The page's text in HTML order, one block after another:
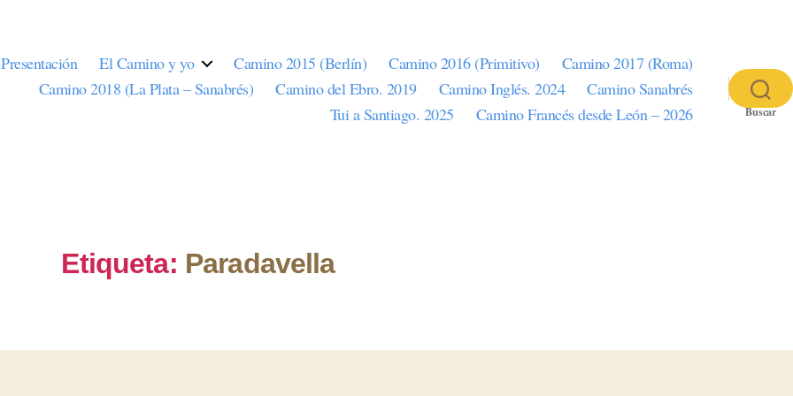
Presentación El Camino y yo Camino 2015 (Berlín) Camino 2016 (Primitivo)
Camino 2017 (Roma)
Camino 2018 (La Plata – Sanabrés)
Camino del Ebro. 2019 Camino Inglés. 2024
Camino Sanabrés
Tui a Santiago. 2025
Camino Francés desde León – 2026 Buscar
Etiqueta: Paradavella